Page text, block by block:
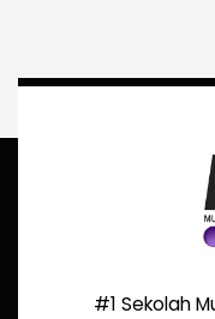
#1 Sekolah